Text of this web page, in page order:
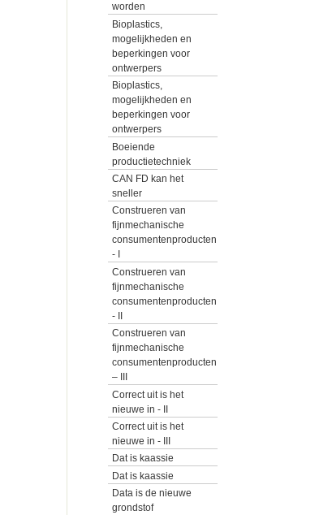
worden
Bioplastics,
mogelijkheden en
beperkingen voor
ontwerpers
Bioplastics,
mogelijkheden en
beperkingen voor
ontwerpers
Boeiende
productietechniek
CAN FD kan het
sneller
Construeren van
fijnmechanische
consumentenproducten
- I
Construeren van
fijnmechanische
consumentenproducten
- II
Construeren van
fijnmechanische
consumentenproducten
– III
Correct uit is het
nieuwe in - II
Correct uit is het
nieuwe in - III
Dat is kaassie
Dat is kaassie
Data is de nieuwe
grondstof